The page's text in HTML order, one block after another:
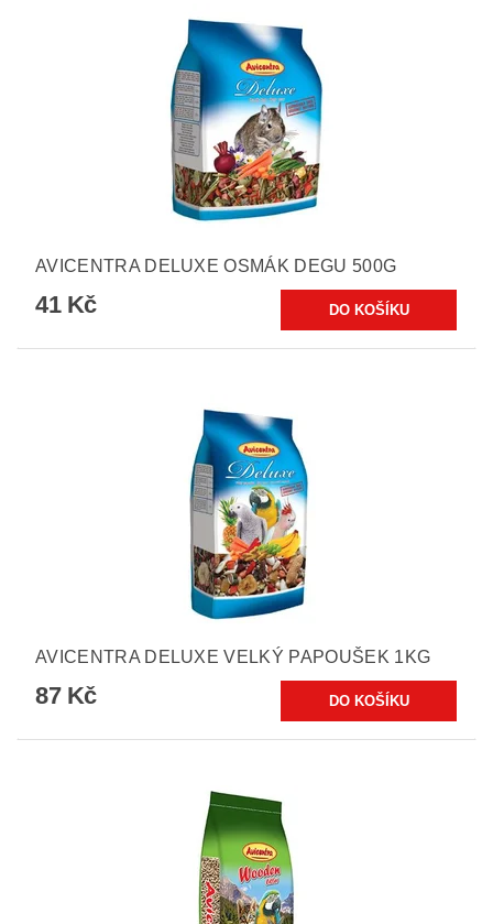
AVICENTRA DELUXE OSMÁK DEGU 500G
41 Kč
AVICENTRA DELUXE VELKÝ PAPOUŠEK 1KG
87 Kč